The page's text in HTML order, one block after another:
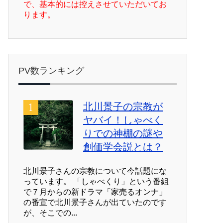
で、基本的には控えさせていただいてお
ります。
PV数ランキング
北川景子の宗教が
ヤバイ！しゃべく
りでの神棚の謎や
創価学会説とは？
北川景子さんの宗教について今話題にな
っています。 「しゃべくり」という番組
で７月からの新ドラマ「家売るオンナ」
の番宣で北川景子さんが出ていたのです
が、そこでの...